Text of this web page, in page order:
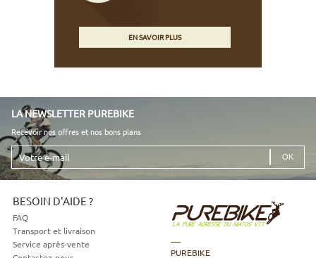
EN SAVOIR PLUS
LA NEWSLETTER PUREBIKE
Recevoir nos offres et nos bons plans
Votre
e-
mail
BESOIN D'AIDE ?
FAQ
Transport et livraison
Service après-vente
PUREBIKE